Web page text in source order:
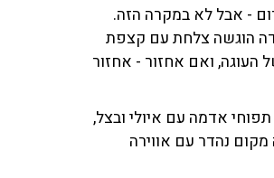
- אבל לא במקרה הזה.
הוגשה צלחת עם קצפת
העוגה, ואם אחזור - אחזור
תפוחי אדמה עם איולי ובצל,
מקום נהדר עם אווירה